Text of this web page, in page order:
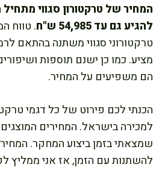
להגיע גם עד 54,985 ש"ח
. טווח
טרקטורוני סגווי משתנה בהתאם
מציע. כמו כן ישנם תוספות
הם משפיעים על המחיר.
הכנתי לכם פירוט של כל דגמי
למכירה בישראל. המחירים
שמצאתי בזמן ביצוע המחקר.
להשתנות עם הזמן, אז אני